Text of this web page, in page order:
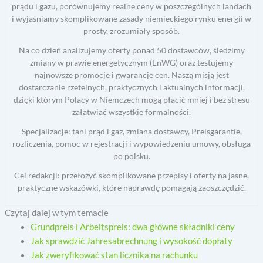
prądu i gazu, porównujemy realne ceny w poszczególnych landach
i wyjaśniamy skomplikowane zasady niemieckiego rynku energii w
prosty, zrozumiały sposób.
Na co dzień analizujemy oferty ponad 50 dostawców, śledzimy
zmiany w prawie energetycznym (EnWG) oraz testujemy
najnowsze promocje i gwarancje cen. Naszą misją jest
dostarczanie rzetelnych, praktycznych i aktualnych informacji,
dzięki którym Polacy w Niemczech mogą płacić mniej i bez stresu
załatwiać wszystkie formalności.
Specjalizacje: tani prąd i gaz, zmiana dostawcy, Preisgarantie,
rozliczenia, pomoc w rejestracji i wypowiedzeniu umowy, obsługa
po polsku.
Cel redakcji: przełożyć skomplikowane przepisy i oferty na jasne,
praktyczne wskazówki, które naprawdę pomagają zaoszczędzić.
Czytaj dalej w tym temacie
Grundpreis i Arbeitspreis: dwa główne składniki ceny
Jak sprawdzić Jahresabrechnung i wysokość dopłaty
Jak zweryfikować stan licznika na rachunku